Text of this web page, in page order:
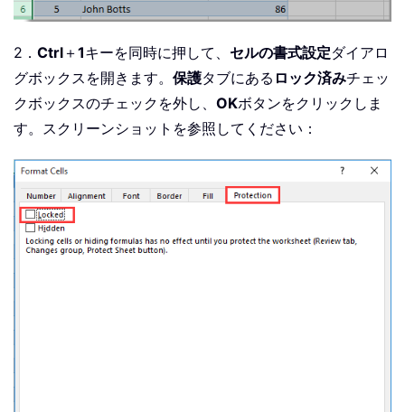
2． Ctrl＋1キーを同時に押して、 セルの書式設定ダイアロ
グボックスを開きます。 保護タブにある ロック済みチェッ
クボックスのチェックを外し、 OKボタンをクリックしま
す。スクリーンショットを参照してください：